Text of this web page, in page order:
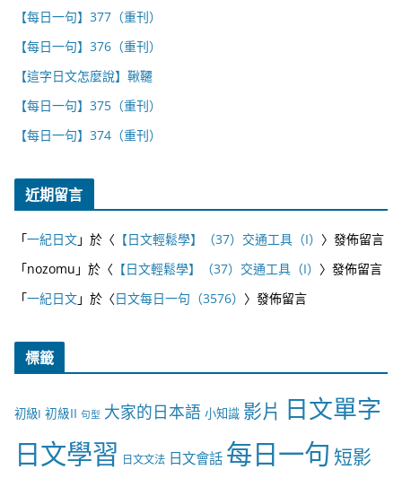
【每日一句】377（重刊）
【每日一句】376（重刊）
【這字日文怎麼說】鞦韆
【每日一句】375（重刊）
【每日一句】374（重刊）
近期留言
「一紀日文」於〈 【日文輕鬆學】（37）交通工具（I） 〉發佈留言
「nozomu 」於〈 【日文輕鬆學】（37）交通工具（I） 〉發佈留言
「一紀日文」於〈日文每日一句（3576） 〉發佈留言
標籤
初級I 初級II 句型 大家的日本語 小知識 影片 日文單字
日文學習 日文文法 日文會話 每日一句 短影